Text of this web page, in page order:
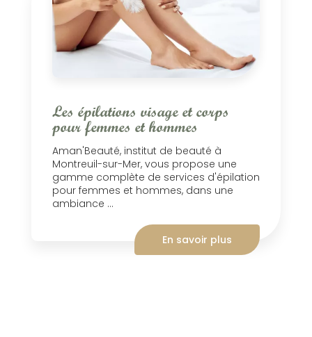
Les épilations visage et corps
pour femmes et hommes
Aman'Beauté, institut de beauté à
Montreuil-sur-Mer, vous propose une
gamme complète de services d'épilation
pour femmes et hommes, dans une
ambiance ...
En savoir plus